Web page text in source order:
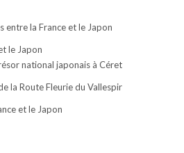
entre la France et le Japon
le Japon
national japonais à Céret
la Route Fleurie du Vallespir
et le Japon